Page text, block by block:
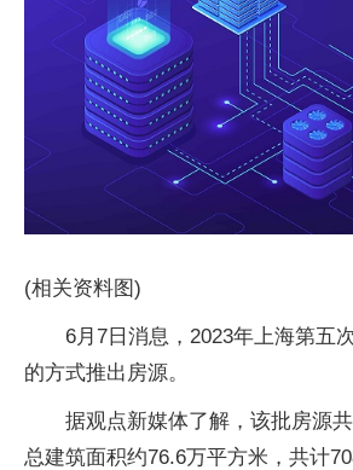
(相关资料图)
6月7日消息，2023年上海第五
的方式推出房源。
据观点新媒体了解，该批房源
总建筑面积约76.6万平方米，共计